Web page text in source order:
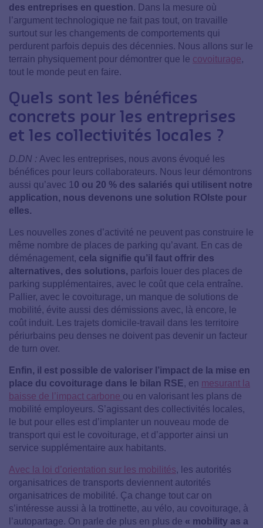
des entreprises en question. Dans la mesure où
l’argument technologique ne fait pas tout, on travaille
surtout sur les changements de comportements qui
perdurent parfois depuis des décennies. Nous allons sur le
terrain physiquement pour démontrer que le covoiturage,
tout le monde peut en faire.
Quels sont les bénéfices
concrets pour les entreprises
et les collectivités locales ?
D.DN : Avec les entreprises, nous avons évoqué les
bénéfices pour leurs collaborateurs. Nous leur démontrons
aussi qu’avec 1 0 ou 20 % des salariés qui utilisent notre
application, nous devenons une solution ROIste pour
elles.
Les nouvelles zones d’activité ne peuvent pas construire le
même nombre de places de parking qu’avant. En cas de
déménagement, cela signifie qu’il faut offrir des
alternatives, des solutions, parfois louer des places de
parking supplémentaires, avec le coût que cela entraîne.
Pallier, avec le covoiturage, un manque de solutions de
mobilité, évite aussi des démissions avec, là encore, le
coût induit. Les trajets domicile-travail dans les territoire
périurbains peu denses ne doivent pas devenir un facteur
de turn over.
Enfin, il est possible de valoriser l’impact de la mise en
place du covoiturage dans le bilan RSE, en mesurant la
baisse de l’impact carbone ou en valorisant les plans de
mobilité employeurs. S’agissant des collectivités locales,
le but pour elles est d’implanter un nouveau mode de
transport qui est le covoiturage, et d’apporter ainsi un
service supplémentaire aux habitants.
Avec la loi d’orientation sur les mobilités, les autorités
organisatrices de transports deviennent autorités
organisatrices de mobilité. Ça change tout car on
s’intéresse aussi à la trottinette, au vélo, au covoiturage, à
l’autopartage. On parle de plus en plus de « mobility as a